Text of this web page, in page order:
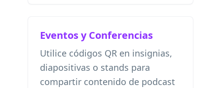
Eventos y Conferencias
Utilice códigos QR en insignias,
diapositivas o stands para
compartir contenido de podcast